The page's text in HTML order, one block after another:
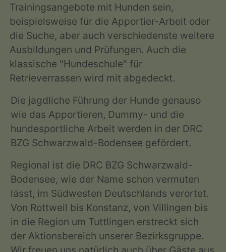
Trainingsangebote mit Hunden sein,
beispielsweise für die Apportier-Arbeit oder
die Suche, aber auch verschiedenste weitere
Ausbildungen und Prüfungen. Auch die
klassische "Hundeschule" für
Retrieverrassen wird mit abgedeckt.
Die jagdliche Führung der Hunde genauso
wie das Apportieren, Dummy- und die
hundesportliche Arbeit werden in der DRC
BZG Schwarzwald-Bodensee gefördert.
Regional ist die DRC BZG Schwarzwald-
Bodensee, wie der Name schon vermuten
lässt, im Südwesten Deutschlands verortet.
Von Rottweil bis Konstanz, von Villingen bis
in die Region um Tuttlingen erstreckt sich
der Aktionsbereich unserer Bezirksgruppe.